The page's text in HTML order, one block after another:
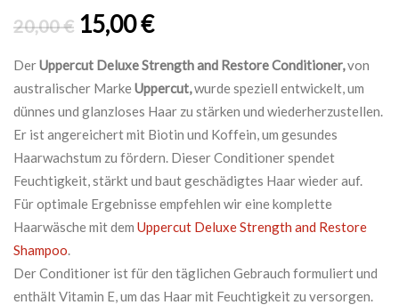
20,00€ Ursprünglicher Preis war:
15,00€Aktueller Preis ist:
DerUppercut Deluxe Strength and Restore Conditioner,von
australischer MarkeUppercut,wurde speziell entwickelt, um
dünnes und glanzloses Haar zu stärken und wiederherzustellen.
Er ist angereichert mit Biotin und Koffein, um gesundes
Haarwachstum zu fördern. Dieser Conditioner spendet
Feuchtigkeit, stärkt und baut geschädigtes Haar wieder auf.
Für optimale Ergebnisse empfehlen wir eine komplette
Haarwäsche mit dem Uppercut Deluxe Strength and Restore
Shampoo.
Der Conditioner ist für den täglichen Gebrauch formuliert und
enthält Vitamin E, um das Haar mit Feuchtigkeit zu versorgen.